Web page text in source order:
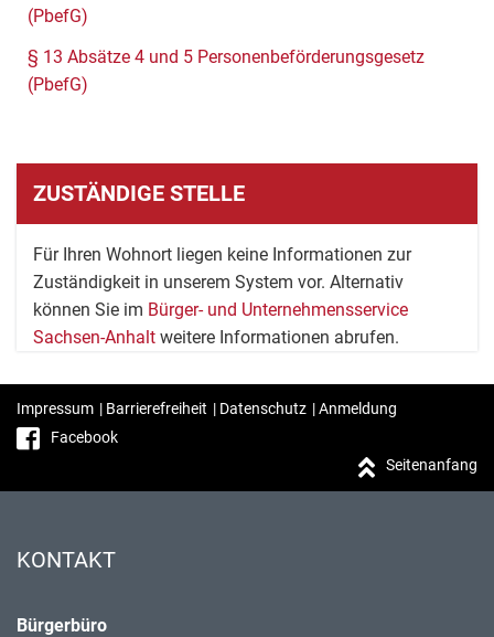
(PbefG)
§ 13 Absätze 4 und 5 Personenbeförderungsgesetz
(PbefG)
ZUSTÄNDIGE STELLE
Für Ihren Wohnort liegen keine Informationen zur
Zuständigkeit in unserem System vor. Alternativ
können Sie im Bürger- und Unternehmensservice
Sachsen-Anhalt weitere Informationen abrufen.
Impressum | Barrierefreiheit | Datenschutz |Anmeldung
Facebook
Seitenanfang
KONTAKT
Bürgerbüro